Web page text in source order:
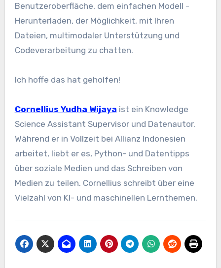
Benutzeroberfläche, dem einfachen Modell -
Herunterladen, der Möglichkeit, mit Ihren
Dateien, multimodaler Unterstützung und
Codeverarbeitung zu chatten.
Ich hoffe das hat geholfen!
Cornellius Yudha Wijaya ist ein Knowledge
Science Assistant Supervisor und Datenautor.
Während er in Vollzeit bei Allianz Indonesien
arbeitet, liebt er es, Python- und Datentipps
über soziale Medien und das Schreiben von
Medien zu teilen. Cornellius schreibt über eine
Vielzahl von KI- und maschinellen Lernthemen.